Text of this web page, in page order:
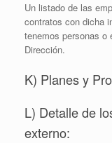
Un listado de las
contratos con dicha
tenemos personas o
Dirección.
K) Planes y
L) Detalle de
externo: